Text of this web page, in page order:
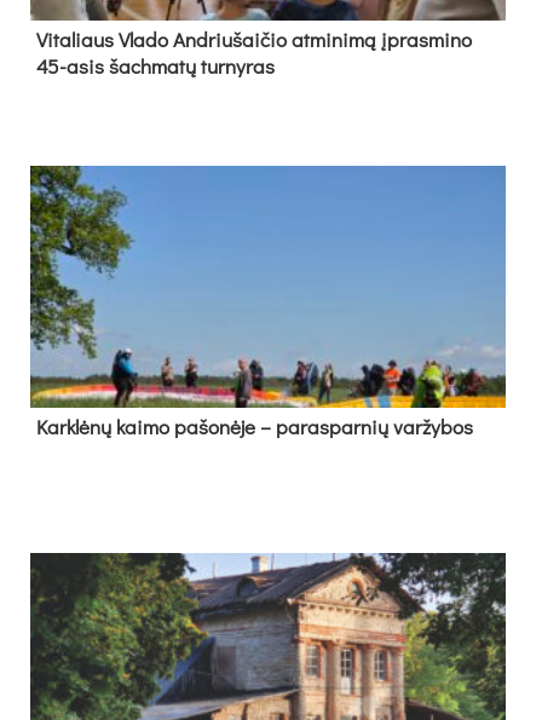
Vi­ta­liaus Vla­do And­riu­šai­čio at­mi­ni­mą įpras­mi­no
45-asis šach­ma­tų tur­ny­ras
Kark­lė­nų kai­mo pa­šo­nė­je – pa­ras­par­nių var­žy­bos